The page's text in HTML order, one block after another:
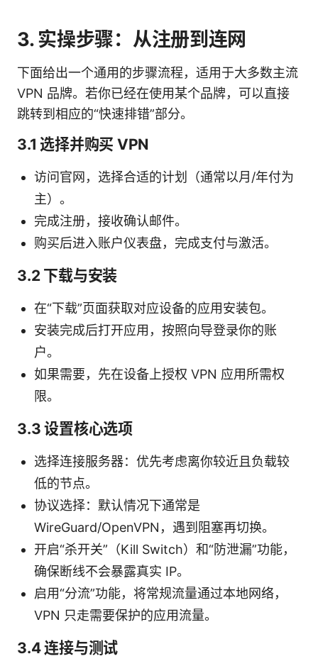
3. 实操步骤：从注册到连网
下面给出一个通用的步骤流程，适用于大多数主流
VPN 品牌。若你已经在使用某个品牌，可以直接
跳转到相应的“快速排错”部分。
3.1 选择并购买 VPN
访问官网，选择合适的计划（通常以月/年付为
主）。
完成注册，接收确认邮件。
购买后进入账户仪表盘，完成支付与激活。
3.2 下载与安装
在“下载”页面获取对应设备的应用安装包。
安装完成后打开应用，按照向导登录你的账
户。
如果需要，先在设备上授权 VPN 应用所需权
限。
3.3 设置核心选项
选择连接服务器：优先考虑离你较近且负载较
低的节点。
协议选择：默认情况下通常是
WireGuard/OpenVPN，遇到阻塞再切换。
开启“杀开关”（Kill Switch）和“防泄漏”功能，
确保断线不会暴露真实 IP。
启用“分流”功能，将常规流量通过本地网络，
VPN 只走需要保护的应用流量。
3.4 连接与测试